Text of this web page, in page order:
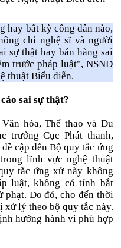
hay bất kỳ công dân nào,
chỉ nghệ sĩ và người
sự thật hay bán hàng sai
trước pháp luật", NSND
thuật Biểu diễn.
sai sự thật?
hóa, Thể thao và Du
trưởng Cục Phát thanh,
cập đến Bộ quy tắc ứng
lĩnh vực nghệ thuật
tắc ứng xử này không
luật, không có tính bắt
phạt. Do đó, cho đến thời
xử lý theo bộ quy tắc này.
hướng hành vi phù hợp